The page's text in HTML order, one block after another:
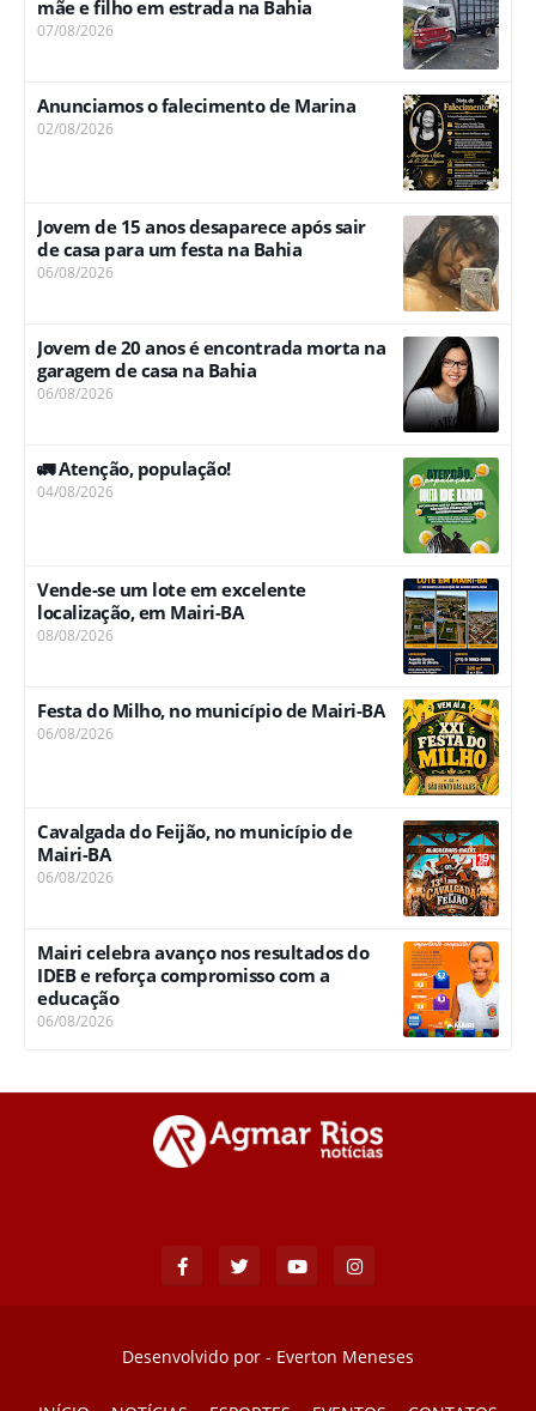
mãe e filho em estrada na Bahia
07/08/2026
Anunciamos o falecimento de Marina
02/08/2026
Jovem de 15 anos desaparece após sair
de casa para um festa na Bahia
06/08/2026
Jovem de 20 anos é encontrada morta na
garagem de casa na Bahia
06/08/2026
🚛 Atenção, população!
04/08/2026
Vende-se um lote em excelente
localização, em Mairi-BA
08/08/2026
Festa do Milho, no município de Mairi-BA
06/08/2026
Cavalgada do Feijão, no município de
Mairi-BA
06/08/2026
Mairi celebra avanço nos resultados do
IDEB e reforça compromisso com a
educação
06/08/2026
Desenvolvido por - Everton Meneses